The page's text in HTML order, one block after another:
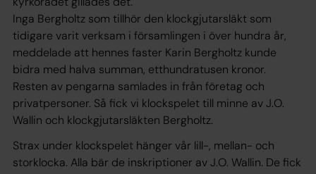
Inga Bergholtz som tillhör den klockgjutarsläkt som
tidigare varit verksam i församlingen i över hundra år,
meddelade att hennes faster Karin Bergholtz kunde
bidra med halva summan, etthundratusen kronor.
Resten av pengarna samlades in från företag och
privatpersoner. Så fick vi klockspelet till minne av J.O.
Wallin och klockgjutarsläkten Bergholtz.
Strax under klockspelet hänger vår lill-, mellan- och
storklocka. Alla bär de inskriptioner av J.O. Wallin. De fick